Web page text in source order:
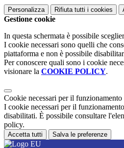
Personalizza Rifiuta tutti i cookies
Gestione cookie
In questa schermata è possibile
I cookie necessari sono quelli che
piattaforma e non è possibile
Per conoscere quali sono i cookie
visionare la COOKIE POLICY.
Cookie necessari per il funzionamento
I cookie necessari per il
disabilitati. È possibile consultare
policy.
Accetta tutti Salva le preferenze